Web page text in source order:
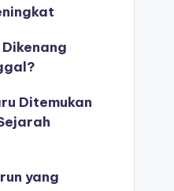
Ditemukan
yang